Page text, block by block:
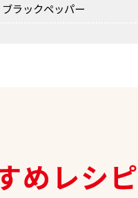
ブラックペッパー
めレシピ